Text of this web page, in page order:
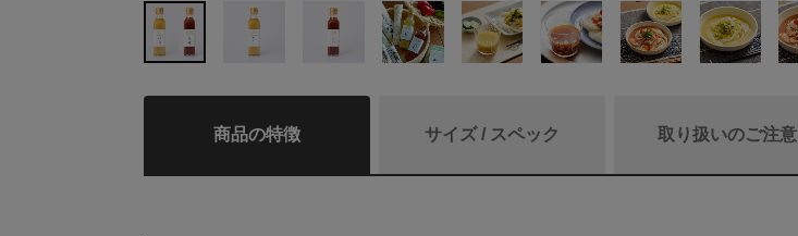
商品の特徴 サイズ / スペック 取り扱いのご注意